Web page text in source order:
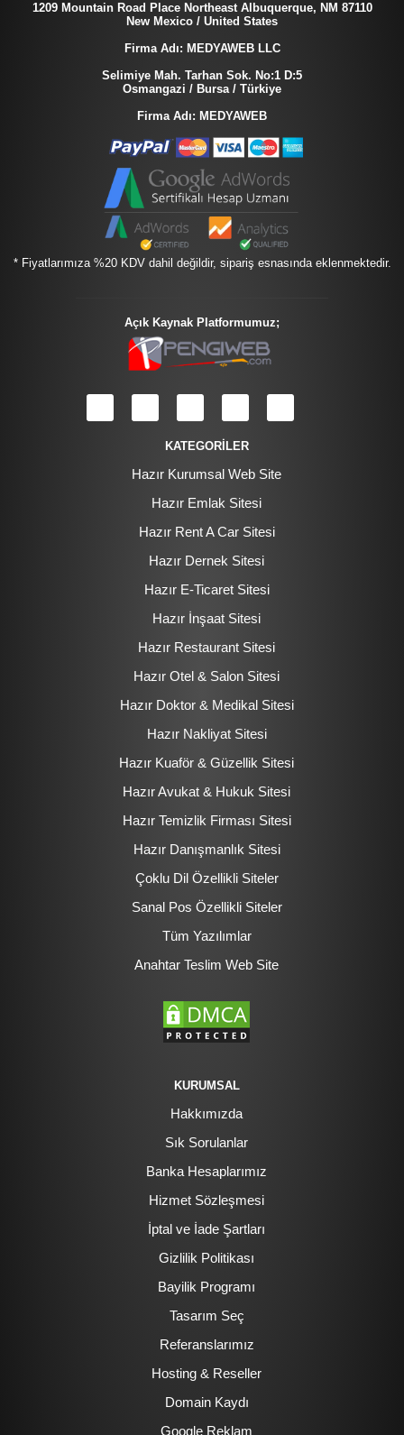
1209 Mountain Road Place Northeast Albuquerque, NM 87110
New Mexico / United States
Firma Adı: MEDYAWEB LLC
Selimiye Mah. Tarhan Sok. No:1 D:5
Osmangazi / Bursa / Türkiye
Firma Adı: MEDYAWEB
* Fiyatlarımıza %20 KDV dahil değildir, sipariş esnasında eklenmektedir.
Açık Kaynak Platformumuz;
KATEGORİLER
Hazır Kurumsal Web Site
Hazır Emlak Sitesi
Hazır Rent A Car Sitesi
Hazır Dernek Sitesi
Hazır E-Ticaret Sitesi
Hazır İnşaat Sitesi
Hazır Restaurant Sitesi
Hazır Otel & Salon Sitesi
Hazır Doktor & Medikal Sitesi
Hazır Nakliyat Sitesi
Hazır Kuaför & Güzellik Sitesi
Hazır Avukat & Hukuk Sitesi
Hazır Temizlik Firması Sitesi
Hazır Danışmanlık Sitesi
Çoklu Dil Özellikli Siteler
Sanal Pos Özellikli Siteler
Tüm Yazılımlar
Anahtar Teslim Web Site
KURUMSAL
Hakkımızda
Sık Sorulanlar
Banka Hesaplarımız
Hizmet Sözleşmesi
İptal ve İade Şartları
Gizlilik Politikası
Bayilik Programı
Tasarım Seç
Referanslarımız
Hosting & Reseller
Domain Kaydı
Google Reklam